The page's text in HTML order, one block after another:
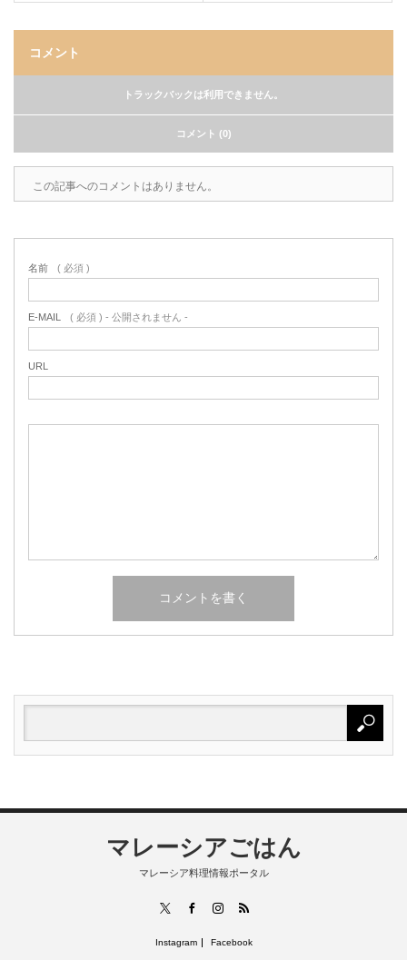
コメント
トラックバックは利用できません。
コメント (0)
この記事へのコメントはありません。
名前 ( 必須 )
E-MAIL ( 必須 ) - 公開されません -
URL
マレーシアごはん
マレーシア料理情報ポータル
FacebookInstagram
RSS
Instagram Facebook